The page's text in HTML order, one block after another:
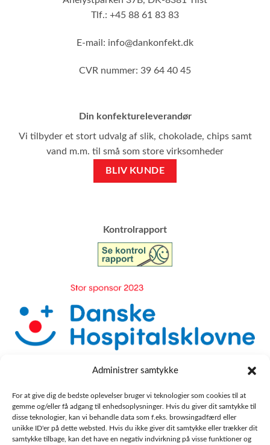
Administrer samtykke
For at give dig de bedste oplevelser bruger vi teknologier som cookies til at
gemme og/eller få adgang til enhedsoplysninger. Hvis du giver dit samtykke til
disse teknologier, kan vi behandle data som f.eks. browsingadfærd eller
unikke ID'er på dette websted. Hvis du ikke giver dit samtykke eller trækker dit
samtykke tilbage, kan det have en negativ indvirkning på visse funktioner og
Tlf.: +45 88 61 83 83
E-mail: info@dankonfekt.dk
CVR nummer: 39 64 40 45
Din konfektureleverandør
Vi tilbyder et stort udvalg af slik, chokolade, chips samt
vand m.m. til små som store virksomheder
BLIV KUNDE
​Kontrolrapport